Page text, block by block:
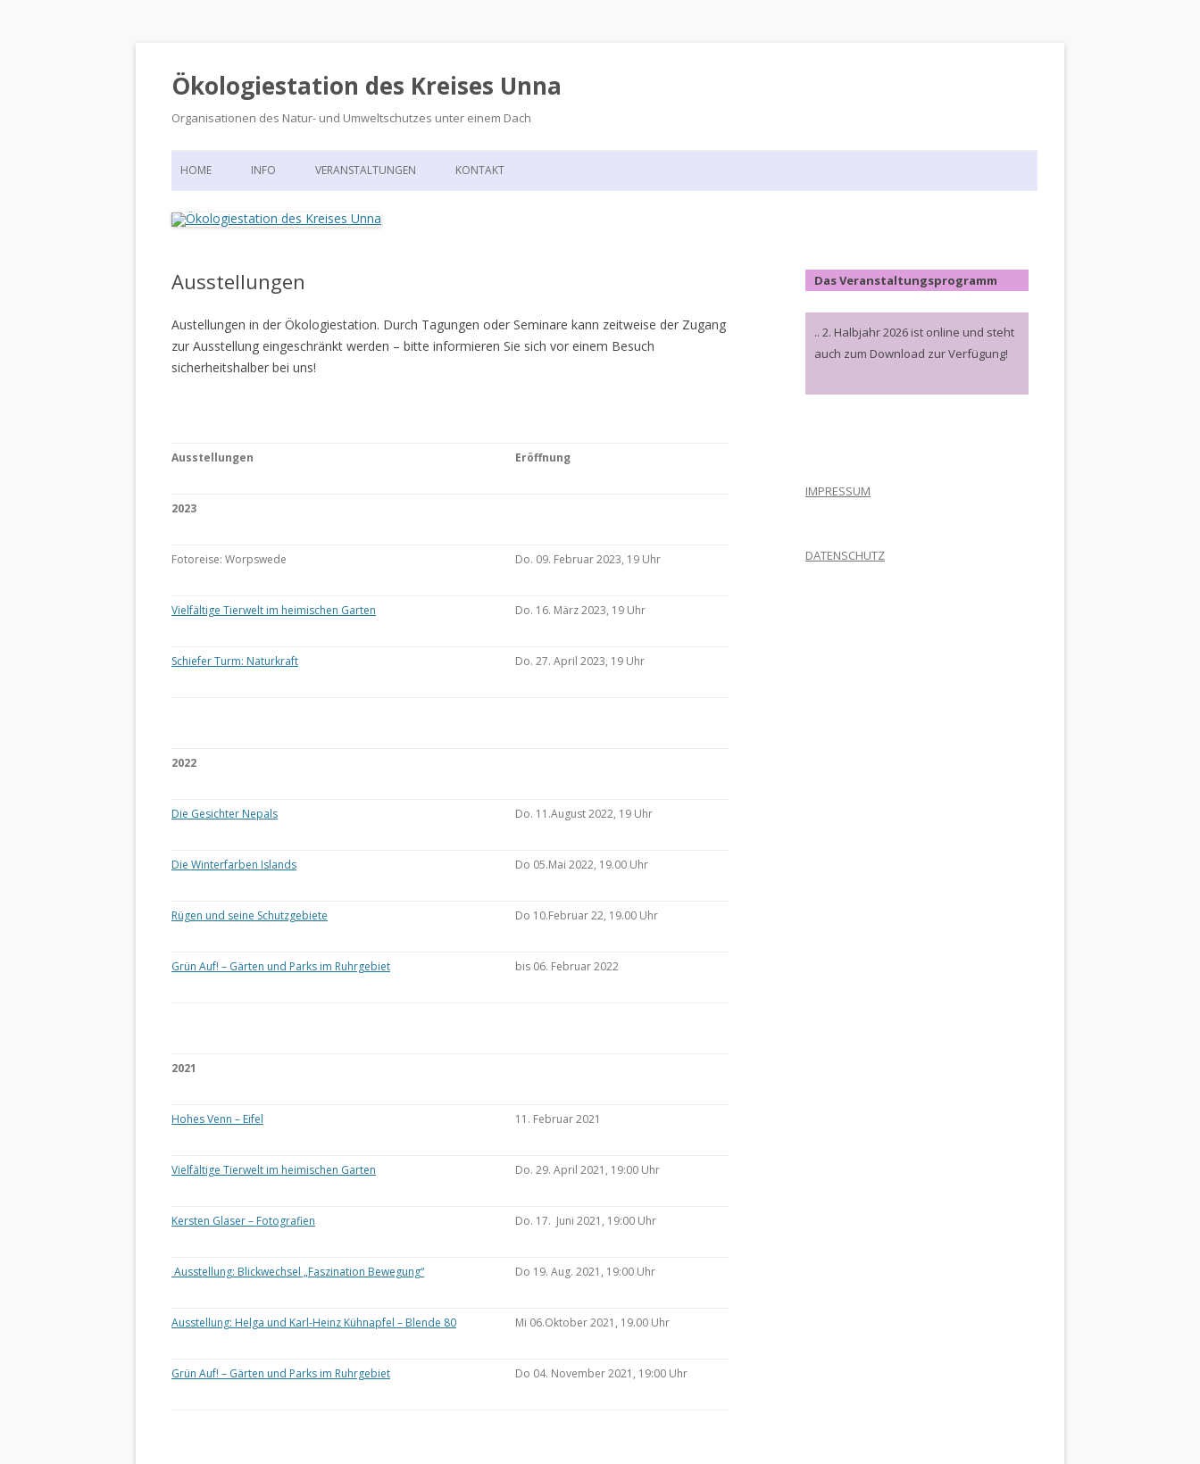
Ökologiestation des Kreises Unna
Organisationen des Natur- und Umweltschutzes unter einem Dach
Zum
HOME INFO VERANSTALTUNGEN KONTAKT
Ausstellungen
Austellungen in der Ökologiestation. Durch Tagungen oder Seminare kann zeitweise der Zugang
zur Ausstellung eingeschränkt werden – bitte informieren Sie sich vor einem Besuch
sicherheitshalber bei uns!
Ausstellungen Eröffnung
2023
Fotoreise: Worpswede Do. 09. Februar 2023, 19 Uhr
Vielfältige Tierwelt im heimischen Garten Do. 16. März 2023, 19 Uhr
Schiefer Turm: Naturkraft Do. 27. April 2023, 19 Uhr
2022
Die Gesichter Nepals Do. 11.August 2022, 19 Uhr
Die Winterfarben Islands Do 05.Mai 2022, 19.00 Uhr
Rügen und seine Schutzgebiete Do 10.Februar 22, 19.00 Uhr
Grün Auf! – Gärten und Parks im Ruhrgebiet bis 06. Februar 2022
2021
Hohes Venn – Eifel 11. Februar 2021
Vielfältige Tierwelt im heimischen Garten Do. 29. April 2021, 19:00 Uhr
Kersten Glaser – Fotografien Do. 17. Juni 2021, 19:00 Uhr
Ausstellung: Blickwechsel „Faszination Bewegung“ Do 19. Aug. 2021, 19:00 Uhr
Ausstellung: Helga und Karl-Heinz Kühnapfel – Blende 80 Mi 06.Oktober 2021, 19.00 Uhr
Grün Auf! – Gärten und Parks im Ruhrgebiet Do 04. November 2021, 19:00 Uhr
Das Veranstaltungsprogramm
.. 2. Halbjahr 2026 ist online und steht
auch zum Download zur Verfügung!
IMPRESSUM
DATENSCHUTZ